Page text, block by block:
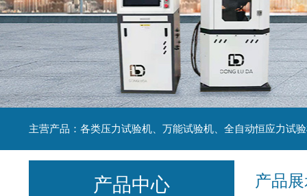
主营产品：各类压力试验机、万能试验机、全自动恒应力试
产品
产品中心